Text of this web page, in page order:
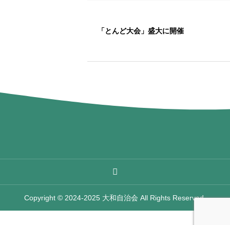
「とんど大会」盛大に開催
Copyright © 2024-2025 大和自治会 All Rights Reserved.